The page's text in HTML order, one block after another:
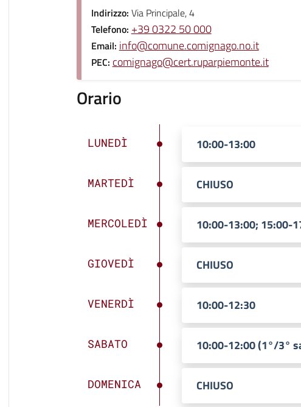
Indirizzo: Via Principale, 4
Telefono: +39 0322 50 000
Email: info@comune.comignago.no.it
PEC: comignago@cert.ruparpiemonte.it
Orario
LUNEDÌ 10:00-13:00
MARTEDÌ CHIUSO
MERCOLEDÌ 10:00-13:00; 15:00-
GIOVEDÌ CHIUSO
VENERDÌ 10:00-12:30
SABATO 10:00-12:00 (1°/3°
DOMENICA CHIUSO